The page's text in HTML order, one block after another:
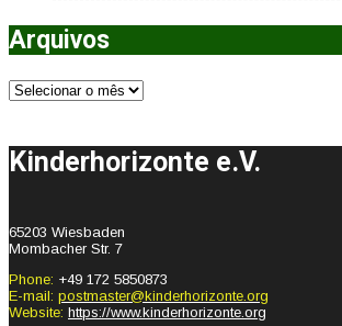
Arquivos
Arquivos
Kinderhorizonte e.V.
65203 Wiesbaden
Mombacher Str. 7
Phone: +49 172 5850873
E-mail: postmaster@kinderhorizonte.org
Website: https://www.kinderhorizonte.org